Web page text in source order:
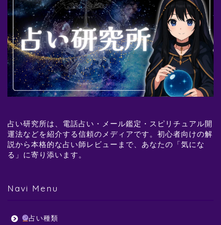
占い研究所は、電話占い・メール鑑定・スピリチュアル開
運法などを紹介する信頼のメディアです。初心者向けの解
説から本格的な占い師レビューまで、あなたの「気にな
る」に寄り添います。
Navi Menu
占い種類